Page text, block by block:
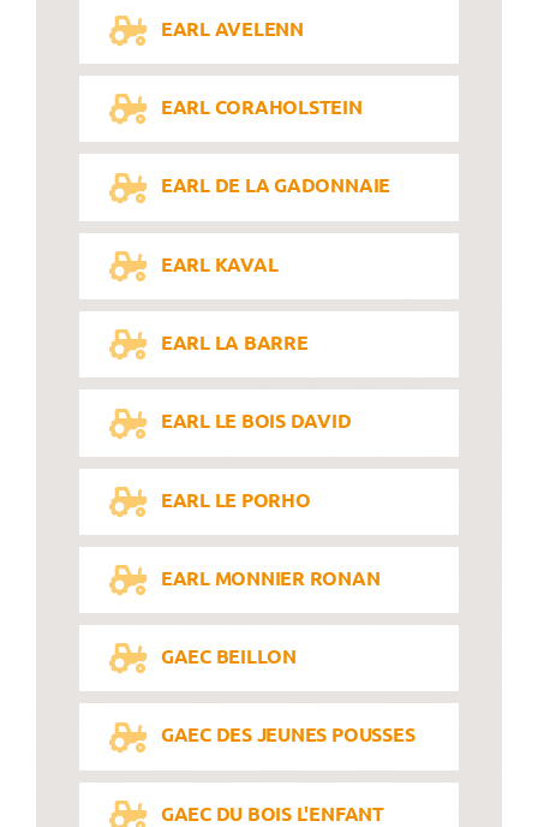
EARL AVELENN
EARL CORAHOLSTEIN
EARL DE LA GADONNAIE
EARL KAVAL
EARL LA BARRE
EARL LE BOIS DAVID
EARL LE PORHO
EARL MONNIER RONAN
GAEC BEILLON
GAEC DES JEUNES POUSSES
GAEC DU BOIS L'ENFANT